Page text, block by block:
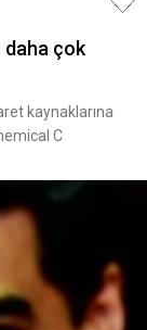
daha çok
kaynaklarına
C